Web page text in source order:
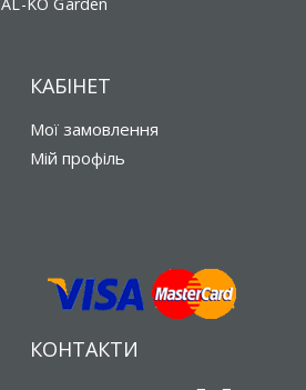
КАБІНЕТ
Мої замовлення
Мій профіль
КОНТАКТИ